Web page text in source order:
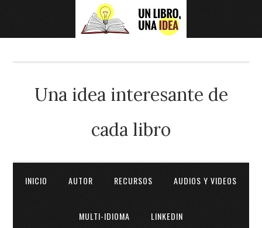
Una idea interesante de
cada libro
INICIO AUTOR RECURSOS AUDIOS Y VIDEOS
MULTI-IDIOMA LINKEDIN